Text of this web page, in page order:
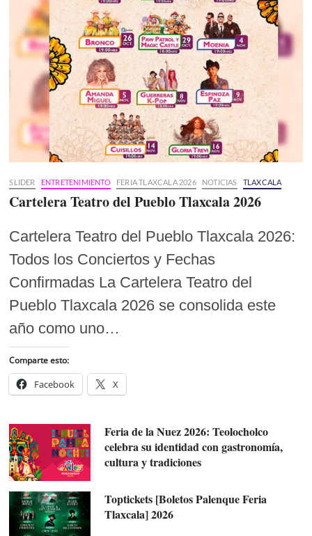
SLIDER ENTRETENIMIENTO FERIA TLAXCALA 2026 NOTICIAS TLAXCALA
Cartelera Teatro del Pueblo Tlaxcala 2026
Cartelera Teatro del Pueblo Tlaxcala 2026:
Todos los Conciertos y Fechas
Confirmadas La Cartelera Teatro del
Pueblo Tlaxcala 2026 se consolida este
año como uno…
Comparte esto:
Facebook X
Feria de la Nuez 2026: Teolocholco
celebra su identidad con gastronomía,
cultura y tradiciones
Toptickets [Boletos Palenque Feria
Tlaxcala] 2026